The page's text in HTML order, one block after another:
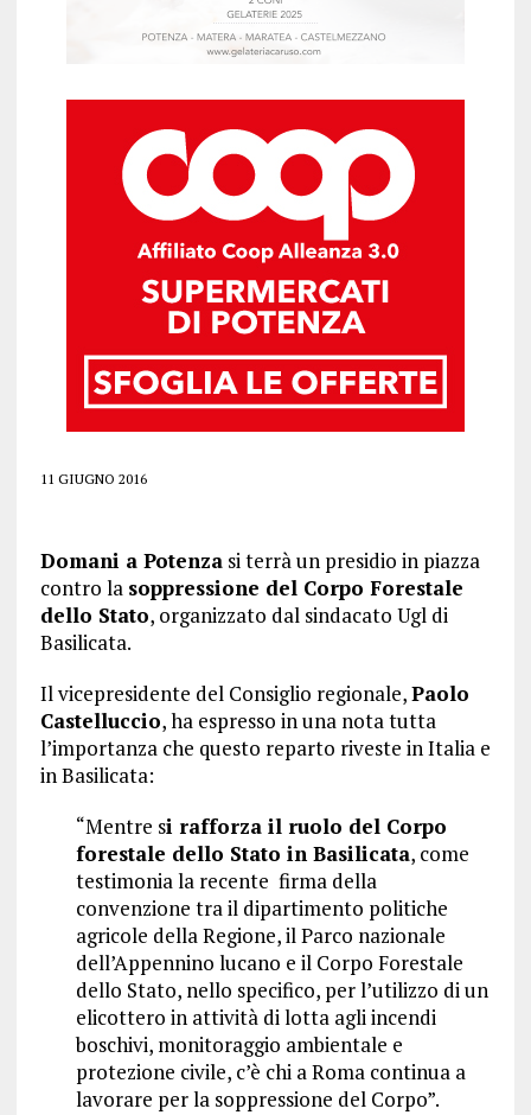
11 GIUGNO 2016
Domani a Potenzasi terrà un presidio in piazza
contro la soppressione del Corpo Forestale
dello Stato, organizzato dal sindacato Ugl di
Basilicata.
Il vicepresidente del Consiglio regionale,Paolo
Castelluccio, ha espresso in una nota tutta
l’importanza che questo reparto riveste in Italia e
in Basilicata:
“Mentre si rafforza il ruolo del Corpo
forestale dello Stato in Basilicata, come
testimonia la recente firma della
convenzione tra il dipartimento politiche
agricole della Regione, il Parco nazionale
dell’Appennino lucano e il Corpo Forestale
dello Stato, nello specifico, per l’utilizzo di un
elicottero in attività di lotta agli incendi
boschivi, monitoraggio ambientale e
protezione civile, c’è chi a Roma continua a
lavorare per la soppressione del Corpo”.